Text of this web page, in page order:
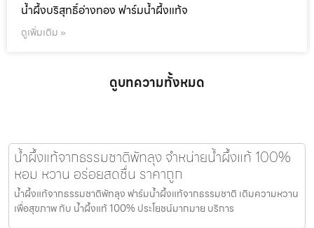
น้ำผึ้งบริสุทธิ์อ่างทอง ฟาร์มน้ำผึ้งแท้จ
ดูเพิ่มเติม »
ดูบทความทั้งหมด
น้ำผึ้งแท้จากธรรมชาติพัทลุง จำหน่ายน้ำผึ้งแท้ 100%
หอม หวาน อร่อยสดชื่น ราคาถูก
น้ำผึ้งแท้จากธรรมชาติพัทลุง ฟาร์มน้ำผึ้งแท้จากธรรมชาติ เติมความหวาน
เพื่อสุขภาพ กับ น้ำผึ้งแท้ 100% ประโยชน์มากมาย บริการ